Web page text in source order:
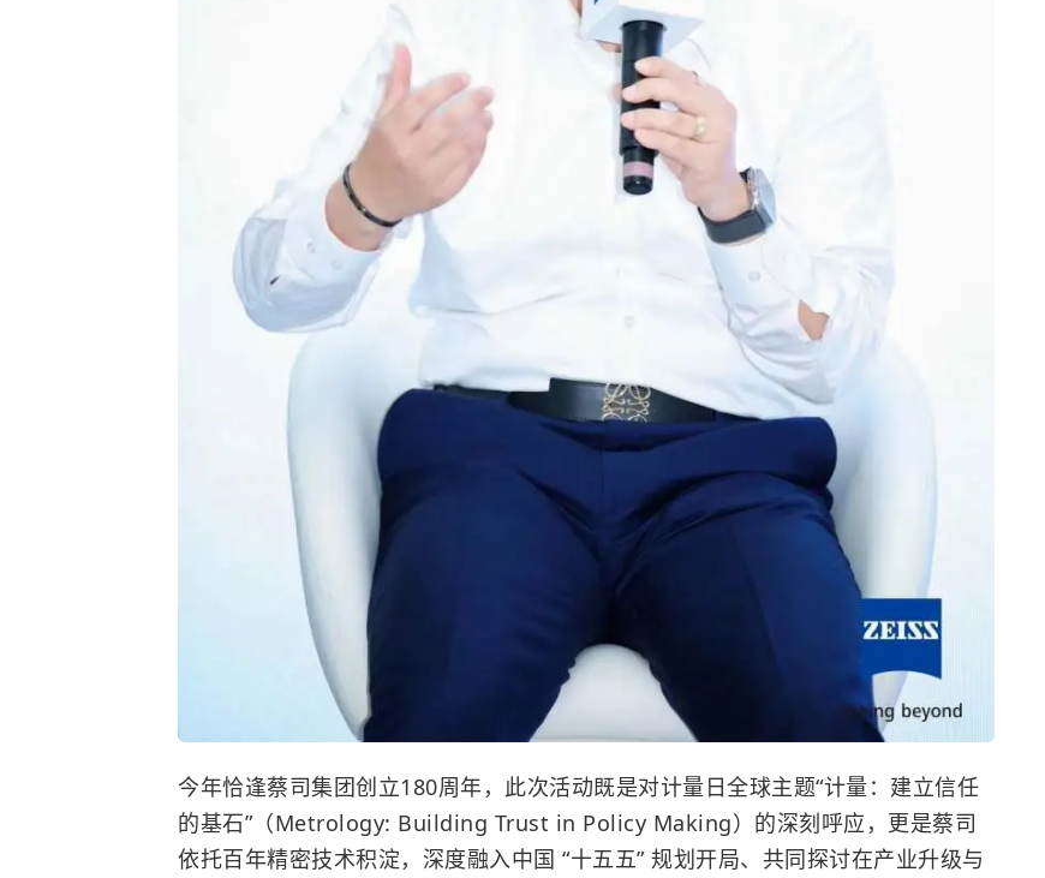
今年恰逢蔡司集团创立180周年，此次活动既是对计量 日全球主题“计量：建立信任
的基石”（Metrology: Building Trust in Policy Making） 的深刻呼应，更是蔡司
依托百年精密技术积淀，深度融入中国 “十五五” 规划开局、共同探讨在产业升级与